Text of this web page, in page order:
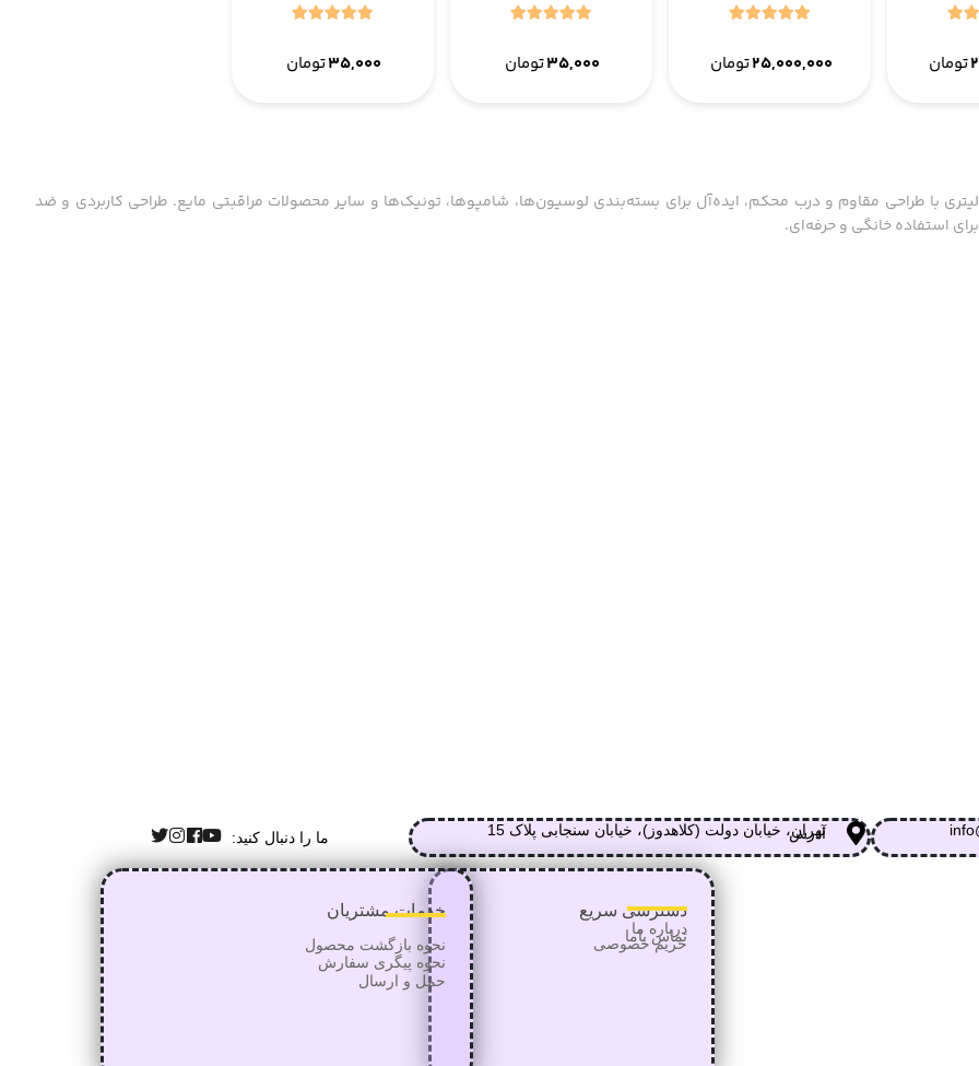
تومان
بنفش
تومان۲۵,۰۰۰,۰۰۰ تومان۳۵,۰۰۰ تومان۳۵,۰۰۰
میلی‌لیتری با طراحی مقاوم و درب محکم، ایده‌آل برای بسته‌بندی لوسیون‌ها، شامپوها، تونیک‌ها و سایر محصولات مراقبتی مایع. طراحی کاربردی و ضد
استفاده خانگی و حرفه‌ای.
آدرس
تهران، خیابان دولت (کلاهدوز)، خیابان سنجابی پلاک 15 ما را دنبال کنید:
دسترسی سریع
درباره ما
تماس باما
حریم خصوصی
خدمات مشتریان
نحوه بازگشت محصول
نحوه پیگری سفارش
حمل و ارسال